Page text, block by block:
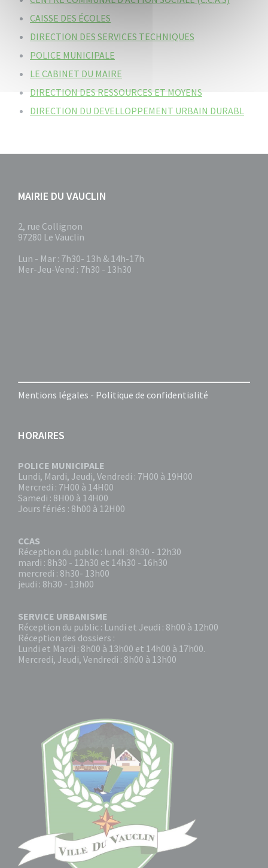
CAISSE DES ÉCOLES
DIRECTION DES SERVICES TECHNIQUES
POLICE MUNICIPALE
LE CABINET DU MAIRE
DIRECTION DES RESSOURCES ET MOYENS
DIRECTION DU DEVELLOPPEMENT URBAIN DURABL
MAIRIE DU VAUCLIN
2, rue Collignon
97280 Le Vauclin
Lun - Mar : 7h30- 13h & 14h-17h
Mer-Jeu-Vend : 7h30 - 13h30
Mentions légales - Politique de confidentialité
HORAIRES
POLICE MUNICIPALE
Lundi, Mardi, Jeudi, Vendredi : 7H00 à 19H00
Mercredi : 7H00 à 14H00
Samedi : 8H00 à 14H00
Jours fériés : 8h00 à 12H00
CCAS
Réception du public : lundi : 8h30 - 12h30
mardi : 8h30 - 12h30 et 14h30 - 16h30
mercredi : 8h30- 13h00
jeudi : 8h30 - 13h00
SERVICE URBANISME
Réception du public : Lundi et Jeudi : 8h00 à 12h00
Réception des dossiers :
Lundi et Mardi : 8h00 à 13h00 et 14h00 à 17h00.
Mercredi, Jeudi, Vendredi : 8h00 à 13h00